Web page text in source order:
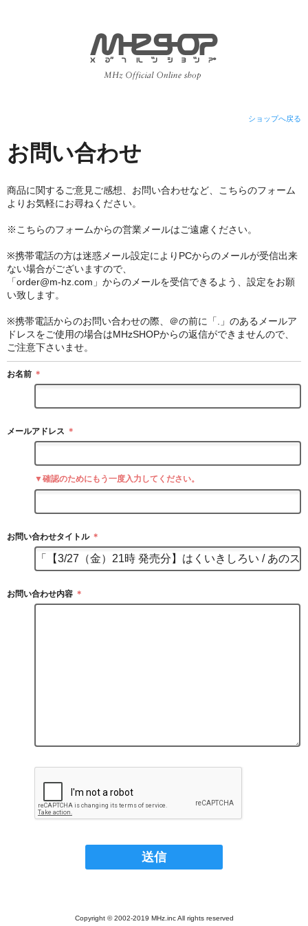
ショップへ戻る
お問い合わせ
商品に関するご意見ご感想、お問い合わせなど、こちらのフォーム
よりお気軽にお尋ねください。
※こちらのフォームからの営業メールはご遠慮ください。
※携帯電話の方は迷惑メール設定によりPCからのメールが受信出来
ない場合がございますので、
「order@m-hz.com」からのメールを受信できるよう、設定をお願
い致します。
※携帯電話からのお問い合わせの際、＠の前に「.」のあるメールア
ドレスをご使用の場合はMHzSHOPからの返信ができませんので、
ご注意下さいませ。
お名前 ＊
メールアドレス ＊
▼確認のためにもう一度入力してください。
お問い合わせタイトル ＊
お問い合わせ内容 ＊
Copyright © 2002-2019 MHz.inc All rights reserved